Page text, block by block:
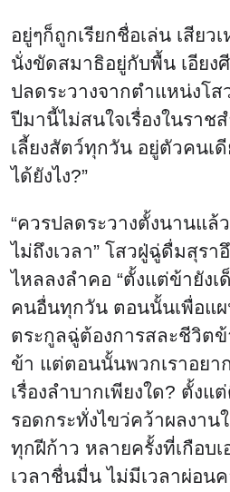
อยู่ๆก็ถูกเรียกชื่อเล่น เสียว
นั่งขัดสมาธิอยู่กับพื้น เอียง
ปลดระวางจากตำแหน่งโ
ปีมานี้ไม่สนใจเรื่องในราช
เลี้ยงสัตว์ทุกวัน อยู่ตัวคนเ
ได้ยังไง?”
“ควรปลดระวางตั้งนานแ
ไม่ถึงเวลา” โสวฝู่ฉู่ดื่มสุรา
ไหลลงลำคอ “ตั้งแต่ข้ายังเ
คนอื่นทุกวัน ตอนนั้นเพื่อแ
ตระกูลฉู่ต้องการสละชีวิต
ข้า แต่ตอนนั้นพวกเราอยา
เรื่องลำบากเพียงใด? ตั้งแ
รอดกระทั่งไขว่คว้าผลงา
ทุกฝีก้าว หลายครั้งที่เกือบ
เวลาชื่นมื่น ไม่มีเวลาผ่อน